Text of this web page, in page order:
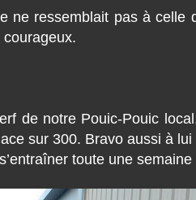
ne ressemblait pas à celle
de notre Pouic-Pouic
sur 300. Bravo aussi à lui
toute une